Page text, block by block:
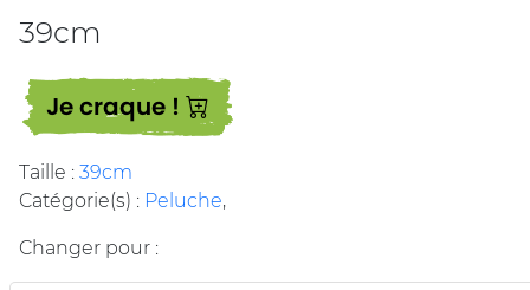
39cm
Je craque !
Taille : 39cm
Catégorie(s) : Peluche,
Changer pour :